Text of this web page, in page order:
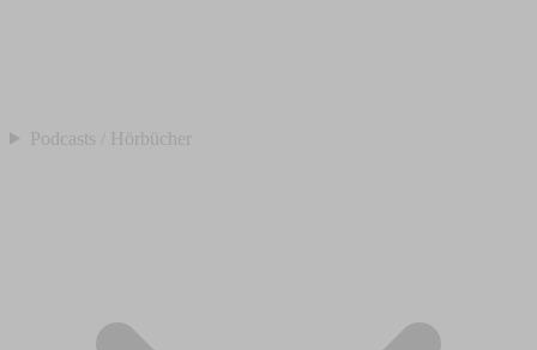
Podcasts / Hörbücher